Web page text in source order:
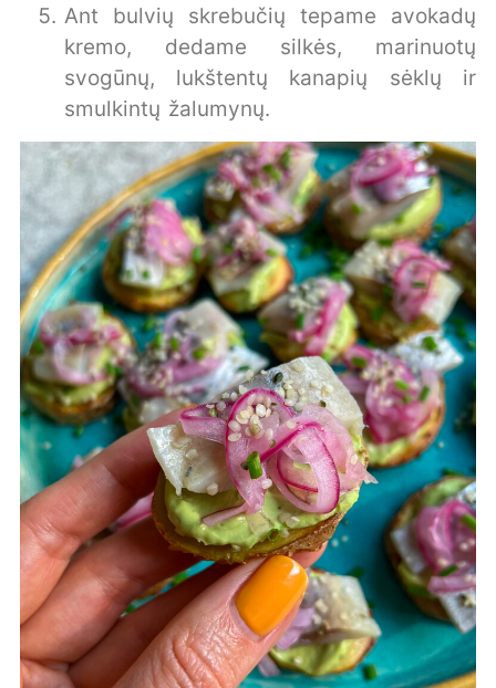
Ant bulvių skrebučių tepame avokadų
kremo, dedame silkės, marinuotų
svogūnų, lukštentų kanapių sėklų ir
smulkintų žalumynų.